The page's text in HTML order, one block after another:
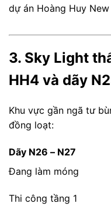
dự án Hoàng Huy
3. Sky Light
HH4 và dãy
Khu vực gần ngã tư
đồng loạt:
Dãy N26 – N27
Đang làm móng
Thi công tầng 1